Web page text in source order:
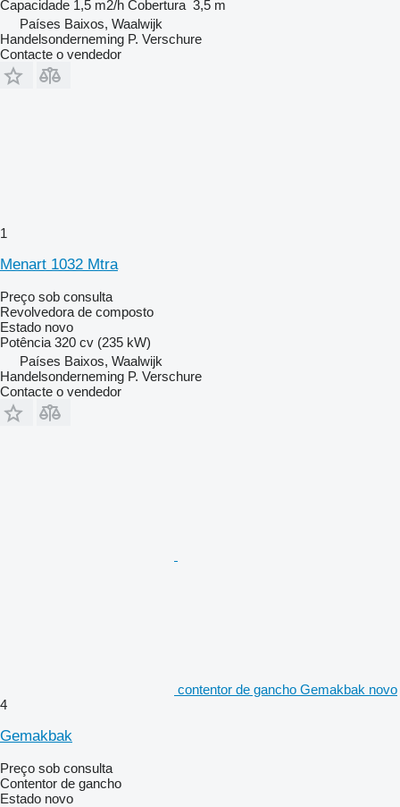
Capacidade 1,5 m2/h Cobertura 3,5 m
Países Baixos, Waalwijk
Handelsonderneming P. Verschure
Contacte o vendedor
1
Menart 1032 Mtra
Preço sob consulta
Revolvedora de composto
Estado novo
Potência 320 cv (235 kW)
Países Baixos, Waalwijk
Handelsonderneming P. Verschure
Contacte o vendedor
contentor de gancho Gemakbak novo
4
Gemakbak
Preço sob consulta
Contentor de gancho
Estado novo